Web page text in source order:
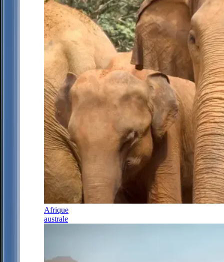
Afrique
australe